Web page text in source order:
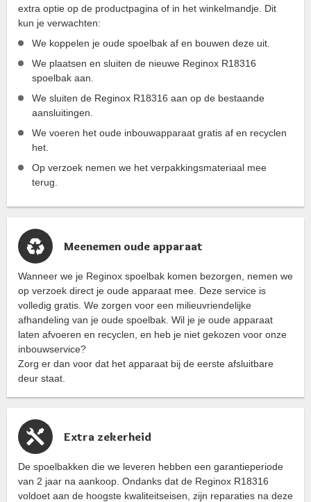
extra optie op de productpagina of in het winkelmandje. Dit
kun je verwachten:
We koppelen je oude spoelbak af en bouwen deze uit.
We plaatsen en sluiten de nieuwe Reginox R18316
spoelbak aan.
We sluiten de Reginox R18316 aan op de bestaande
aansluitingen.
We voeren het oude inbouwapparaat gratis af en recyclen
het.
Op verzoek nemen we het verpakkingsmateriaal mee
terug.
Meenemen oude apparaat
Wanneer we je Reginox spoelbak komen bezorgen, nemen we
op verzoek direct je oude apparaat mee. Deze service is
volledig gratis. We zorgen voor een milieuvriendelijke
afhandeling van je oude spoelbak. Wil je je oude apparaat
laten afvoeren en recyclen, en heb je niet gekozen voor onze
inbouwservice?
Zorg er dan voor dat het apparaat bij de eerste afsluitbare
deur staat.
Extra zekerheid
De spoelbakken die we leveren hebben een garantieperiode
van 2 jaar na aankoop. Ondanks dat de Reginox R18316
voldoet aan de hoogste kwaliteitseisen, zijn reparaties na deze